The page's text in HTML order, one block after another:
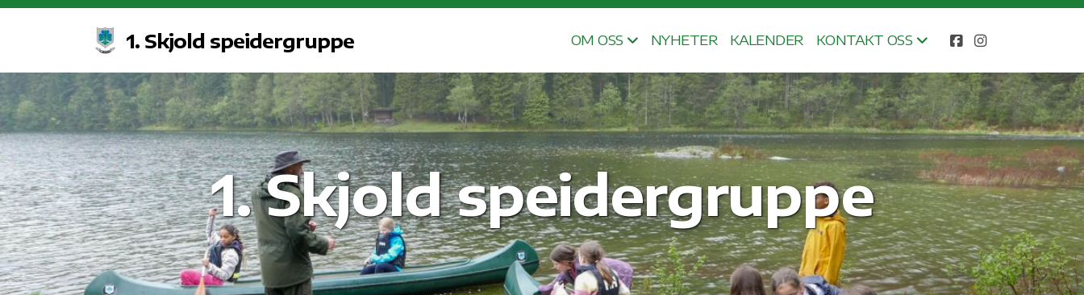
1. Skjold speidergruppe OM OSS NYHETER KALENDER KONTAKT OSS
1. Skjold speidergruppe